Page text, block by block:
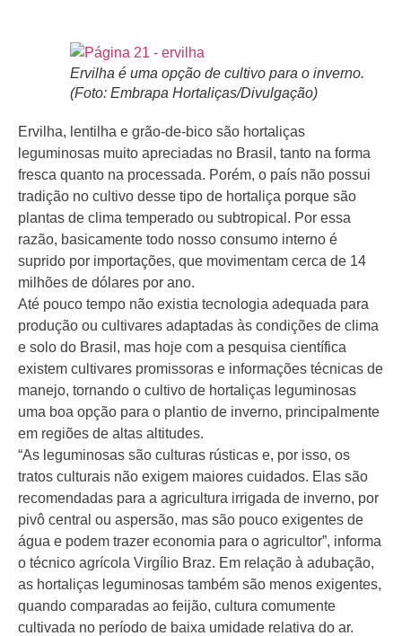
Ervilha é uma opção de cultivo para o inverno.
(Foto: Embrapa Hortaliças/Divulgação)
Ervilha, lentilha e grão-de-bico são hortaliças
leguminosas muito apreciadas no Brasil, tanto na forma
fresca quanto na processada. Porém, o país não possui
tradição no cultivo desse tipo de hortaliça porque são
plantas de clima temperado ou subtropical. Por essa
razão, basicamente todo nosso consumo interno é
suprido por importações, que movimentam cerca de 14
milhões de dólares por ano.
Até pouco tempo não existia tecnologia adequada para
produção ou cultivares adaptadas às condições de clima
e solo do Brasil, mas hoje com a pesquisa científica
existem cultivares promissoras e informações técnicas de
manejo, tornando o cultivo de hortaliças leguminosas
uma boa opção para o plantio de inverno, principalmente
em regiões de altas altitudes.
“As leguminosas são culturas rústicas e, por isso, os
tratos culturais não exigem maiores cuidados. Elas são
recomendadas para a agricultura irrigada de inverno, por
pivô central ou aspersão, mas são pouco exigentes de
água e podem trazer economia para o agricultor”, informa
o técnico agrícola Virgílio Braz. Em relação à adubação,
as hortaliças leguminosas também são menos exigentes,
quando comparadas ao feijão, cultura comumente
cultivada no período de baixa umidade relativa do ar.